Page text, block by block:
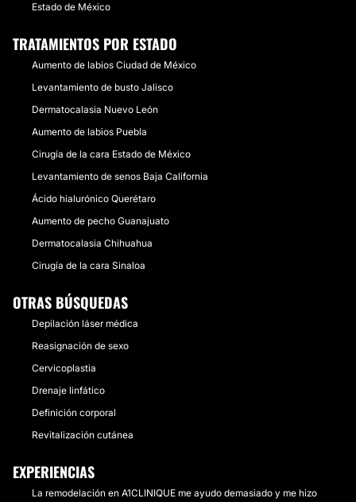
Estado de México
TRATAMIENTOS POR ESTADO
Aumento de labios Ciudad de México
Levantamiento de busto Jalisco
Dermatocalasia Nuevo León
Aumento de labios Puebla
Cirugía de la cara Estado de México
Levantamiento de senos Baja California
Ácido hialurónico Querétaro
Aumento de pecho Guanajuato
Dermatocalasia Chihuahua
Cirugía de la cara Sinaloa
OTRAS BÚSQUEDAS
Depilación láser médica
Reasignación de sexo
Cervicoplastia
Drenaje linfático
Definición corporal
Revitalización cutánea
EXPERIENCIAS
La remodelación en A1CLINIQUE me ayudo demasiado y me hizo